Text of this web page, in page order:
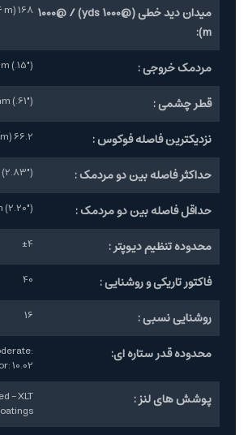
میدان دید خطی (@1000 yds) / @1000
m):
168 ft (56 m)
مردمک خروجی : (.15")
قطر چشمی : (.61")
نزدیکترین فاصله فوکوس : 66.2 ft (20.2 m)
حداکثر فاصله بین دو مردمک :
حداقل فاصله بین دو مردمک : (2.20")
محدوده تنظیم دیوپتر : ±4
فاکتور تاریکی و روشنایی : 40
روشنایی نسبی : 16
محدوده قدر ستاره ای:
10.02
پوشش های لنز :
- XLT